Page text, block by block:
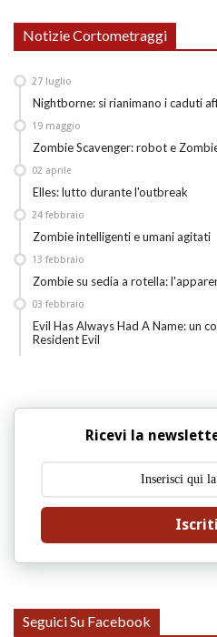
Notizie Cortometraggi
Nightborne: si rianimano i caduti
27 luglio
Zombie Scavenger: robot e
19 maggio
Elles: lutto durante l'outbreak
02 aprile
Zombie intelligenti e umani agitati
24 febbraio
Zombie su sedia a rotella:
13 febbraio
Evil Has Always Had A Name: un
Resident Evil
03 febbraio
Ricevi la
Seguici Su Facebook